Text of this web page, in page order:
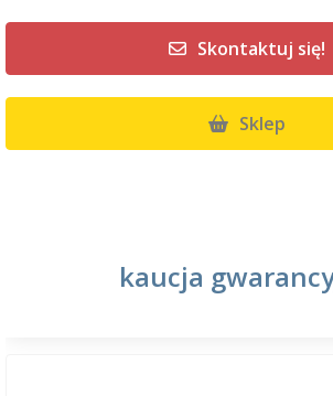
Skontaktuj się!
Sklep
kaucja